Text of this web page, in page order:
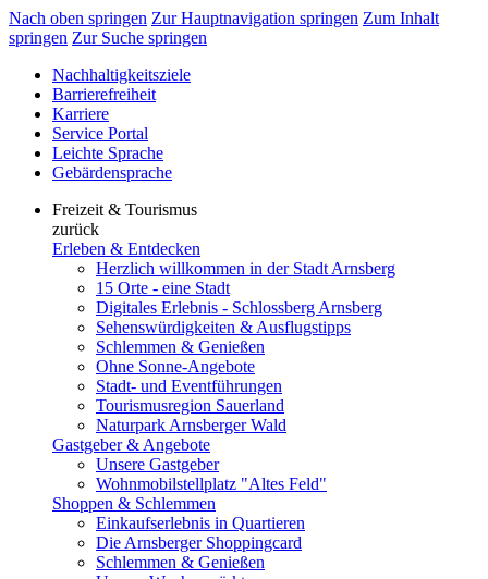
Nach oben springen Zur Hauptnavigation springen Zum Inhalt
springen Zur Suche springen
Nachhaltigkeitsziele
Barrierefreiheit
Karriere
Service Portal
Leichte Sprache
Gebärdensprache
Freizeit & Tourismus
zurück
Erleben & Entdecken
Herzlich willkommen in der Stadt Arnsberg
15 Orte - eine Stadt
Digitales Erlebnis - Schlossberg Arnsberg
Sehenswürdigkeiten & Ausflugstipps
Schlemmen & Genießen
Ohne Sonne-Angebote
Stadt- und Eventführungen
Tourismusregion Sauerland
Naturpark Arnsberger Wald
Gastgeber & Angebote
Unsere Gastgeber
Wohnmobilstellplatz "Altes Feld"
Shoppen & Schlemmen
Einkaufserlebnis in Quartieren
Die Arnsberger Shoppingcard
Schlemmen & Genießen